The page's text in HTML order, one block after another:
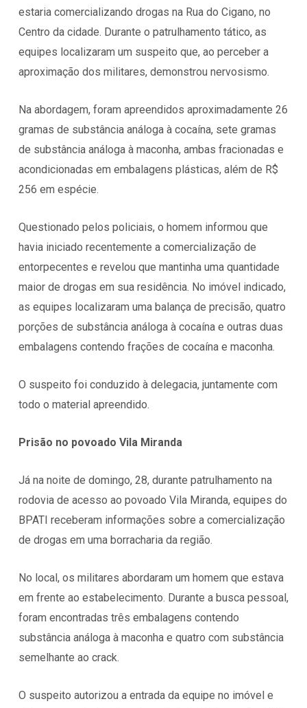
estaria comercializando drogas na Rua do Cigano, no
Centro da cidade. Durante o patrulhamento tático, as
equipes localizaram um suspeito que, ao perceber a
aproximação dos militares, demonstrou nervosismo.
Na abordagem, foram apreendidos aproximadamente 26
gramas de substância análoga à cocaína, sete gramas
de substância análoga à maconha, ambas fracionadas e
acondicionadas em embalagens plásticas, além de R$
256 em espécie.
Questionado pelos policiais, o homem informou que
havia iniciado recentemente a comercialização de
entorpecentes e revelou que mantinha uma quantidade
maior de drogas em sua residência. No imóvel indicado,
as equipes localizaram uma balança de precisão, quatro
porções de substância análoga à cocaína e outras duas
embalagens contendo frações de cocaína e maconha.
O suspeito foi conduzido à delegacia, juntamente com
todo o material apreendido.
Prisão no povoado Vila Miranda
Já na noite de domingo, 28, durante patrulhamento na
rodovia de acesso ao povoado Vila Miranda, equipes do
BPATI receberam informações sobre a comercialização
de drogas em uma borracharia da região.
No local, os militares abordaram um homem que estava
em frente ao estabelecimento. Durante a busca pessoal,
foram encontradas três embalagens contendo
substância análoga à maconha e quatro com substância
semelhante ao crack.
O suspeito autorizou a entrada da equipe no imóvel e